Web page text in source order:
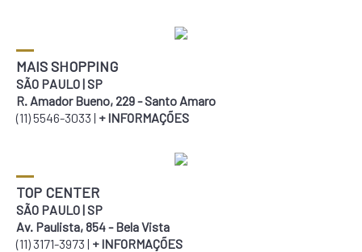
MAIS SHOPPING
SÃO PAULO | SP
R. Amador Bueno, 229 - Santo Amaro
(11) 5546-3033 | + INFORMAÇÕES
TOP CENTER
SÃO PAULO | SP
Av. Paulista, 854 - Bela Vista
(11) 3171-3973 | + INFORMAÇÕES